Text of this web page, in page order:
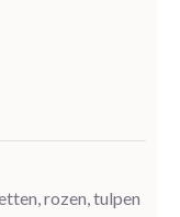
rozen, tulpen